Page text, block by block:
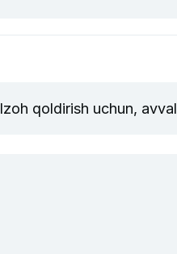
Izoh qoldirish uchun, avval